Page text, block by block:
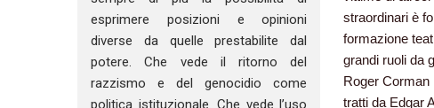
straordinari è
formazione
grandi ruoli da
Roger Corman
tratti da Edgar
esprimere posizioni e opinioni
diverse da quelle prestabilite dal
potere. Che vede il ritorno del
razzismo e del genocidio come
politica istituzionale. Che vede l’uso